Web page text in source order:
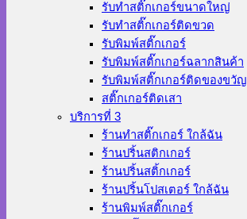
รับทำสติ๊กเกอร์ขนาดใหญ่
รับทำสติ๊กเกอร์ติดขวด
รับพิมพ์สติ๊กเกอร์
รับพิมพ์สติ๊กเกอร์ฉลากสินค้า
รับพิมพ์สติ๊กเกอร์ติดของขวัญ
สติ๊กเกอร์ติดเสา
บริการที่ 3
ร้านทําสติ๊กเกอร์ ใกล้ฉัน
ร้านปริ้นสติกเกอร์
ร้านปริ้นสติ้กเกอร์
ร้านปริ้นโปสเตอร์ ใกล้ฉัน
ร้านพิมพ์สติ๊กเกอร์